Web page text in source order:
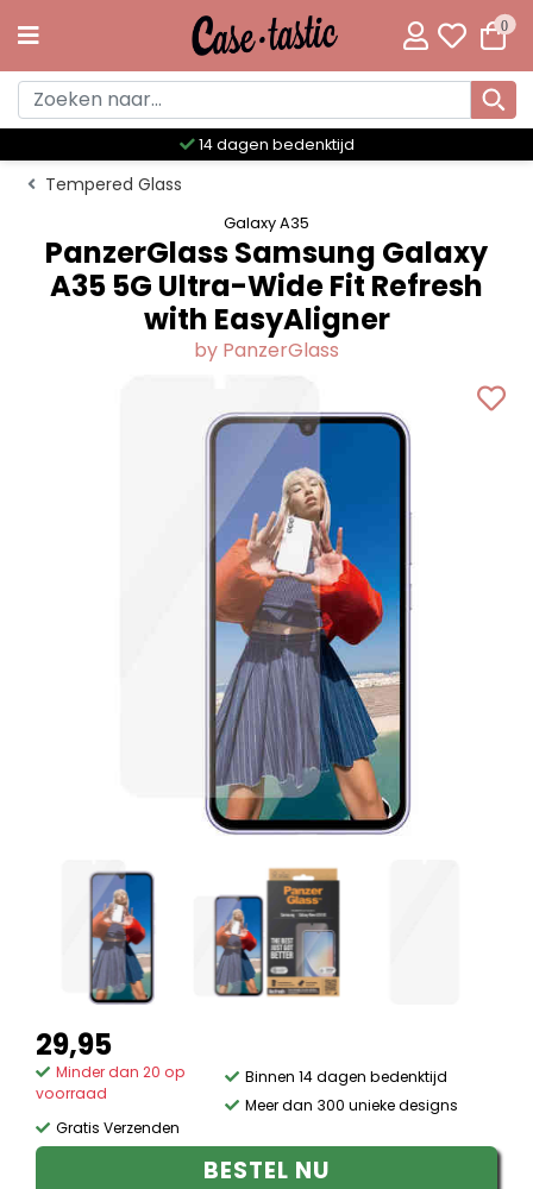
0
Meer dan 300 unieke
Tempered Glass
Galaxy A35
PanzerGlass Samsung Galaxy
A35 5G Ultra-Wide Fit Refresh
with EasyAligner
by PanzerGlass
29,95
Minder dan 20 op
voorraad
Gratis Verzenden
Binnen 14 dagen bedenktijd
Meer dan 300 unieke designs
BESTEL NU